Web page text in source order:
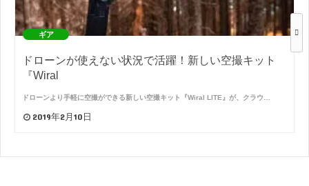
ギア
ドローンが使えない状況で活躍！新しい空撮キット
『Wiral
ドローンより手軽に空撮ができる新しい空撮キット『Wiral LITE』が、クラウ…
2019年2月10日